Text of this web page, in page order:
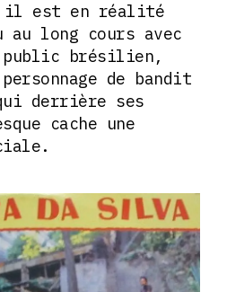
est en réalité
long cours avec
brésilien,
de bandit
derrière ses
cache une